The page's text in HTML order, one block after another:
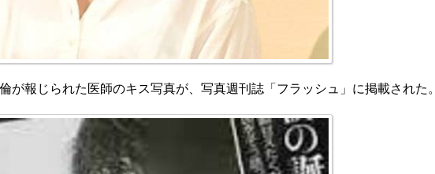
が報じられた医師のキス写真が、写真週刊誌「フラッシュ」に掲載された。